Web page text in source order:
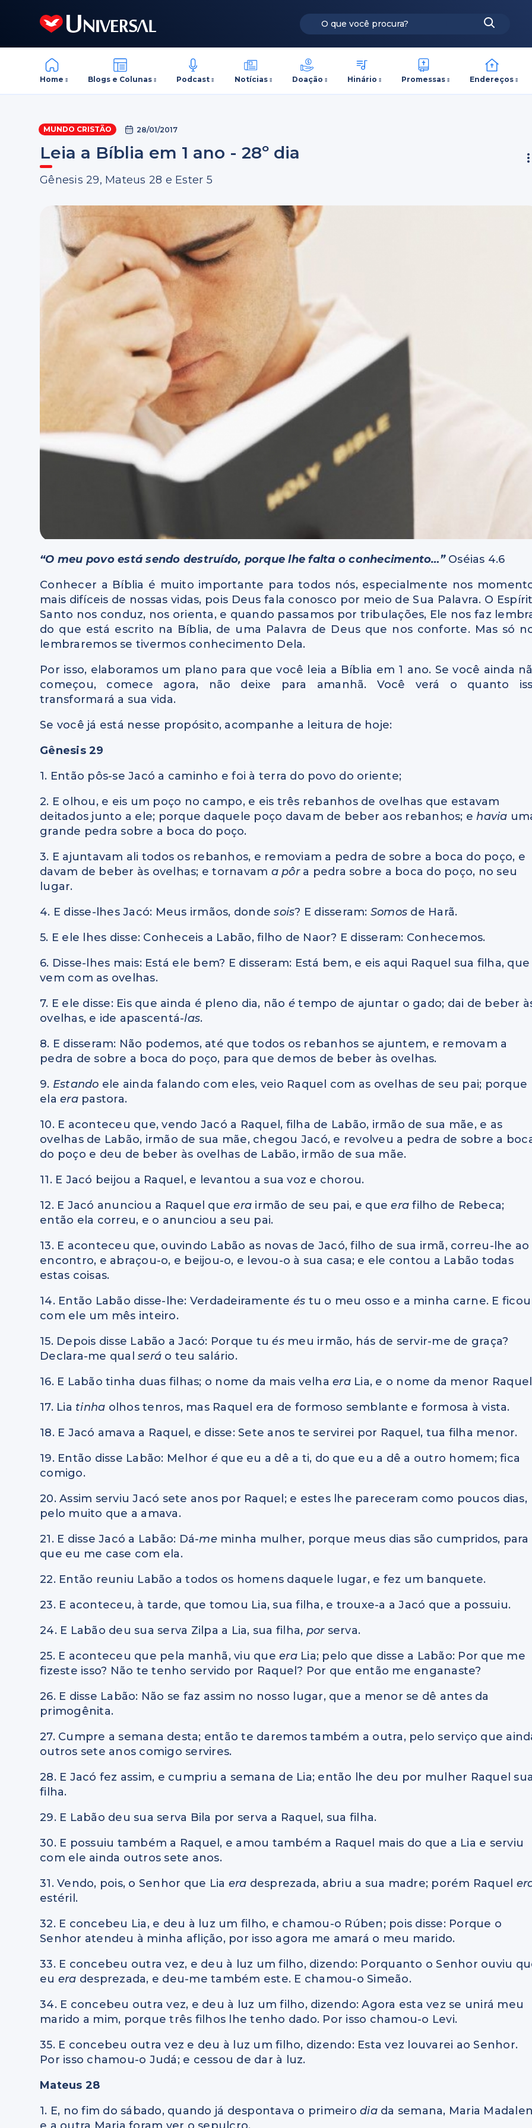
Home Blogs e Colunas Podcast Notícias Doação Hinário Promessas Endereços
MUNDO CRISTÃO 28/01/2017
Leia a Bíblia em 1 ano - 28º dia
Gênesis 29, Mateus 28 e Ester 5
“O meu povo está sendo destruído, porque lhe falta o conhecimento…”Oséias 4.6
Conhecer a Bíblia é muito importante para todos nós, especialmente nos
mais difíceis de nossas vidas, pois Deus fala conosco por meio de Sua Palavra. O
Santo nos conduz, nos orienta, e quando passamos por tribulações, Ele nos faz
do que está escrito na Bíblia, de uma Palavra de Deus que nos conforte. Mas só
lembraremos se tivermos conhecimento Dela.
Por isso, elaboramos um plano para que você leia a Bíblia em 1 ano. Se você ainda
começou, comece agora, não deixe para amanhã. Você verá o quanto
transformará a sua vida.
Se você já está nesse propósito, acompanhe a leitura de hoje:
Gênesis 29
1. Então pôs-se Jacó a caminho e foi à terra do povo do oriente;
2. E olhou, e eis um poço no campo, e eis três rebanhos de ovelhas que estavam
deitados junto a ele; porque daquele poço davam de beber aos rebanhos; ehavia
grande pedra sobre a boca do poço.
3. E ajuntavam ali todos os rebanhos, e removiam a pedra de sobre a boca do poço, e
davam de beber às ovelhas; e tornavam a pôr a pedra sobre a boca do poço, no seu
lugar.
4. E disse-lhes Jacó: Meus irmãos, dondesois? E disseram: Somos de Harã.
5. E ele lhes disse: Conheceis a Labão, filho de Naor? E disseram: Conhecemos.
6. Disse-lhes mais: Está ele bem? E disseram: Está bem, e eis aqui Raquel sua filha, que
vem com as ovelhas.
7. E ele disse: Eis que ainda é pleno dia, não étempo de ajuntar o gado; dai de beber
ovelhas, e ide apascentá-las.
8. E disseram: Não podemos, até que todos os rebanhos se ajuntem, e removam a
pedra de sobre a boca do poço, para que demos de beber às ovelhas.
9. Estando ele ainda falando com eles, veio Raquel com as ovelhas de seu pai; porque
elaera pastora.
10. E aconteceu que, vendo Jacó a Raquel, filha de Labão, irmão de sua mãe, e as
ovelhas de Labão, irmão de sua mãe, chegou Jacó, e revolveu a pedra de sobre a
do poço e deu de beber às ovelhas de Labão, irmão de sua mãe.
11. E Jacó beijou a Raquel, e levantou a sua voz e chorou.
12. E Jacó anunciou a Raquel queera irmão de seu pai, e queerafilho de Rebeca;
então ela correu, e o anunciou a seu pai.
13. E aconteceu que, ouvindo Labão as novas de Jacó, filho de sua irmã, correu-lhe ao
encontro, e abraçou-o, e beijou-o, e levou-o à sua casa; e ele contou a Labão todas
estas coisas.
14. Então Labão disse-lhe: Verdadeiramente és tu o meu osso e a minha carne. E ficou
com ele um mês inteiro.
15. Depois disse Labão a Jacó: Porque tués meu irmão, hás de servir-me de graça?
Declara-me qualserá o teu salário.
16. E Labão tinha duas filhas; o nome da mais velhaera Lia, e o nome da menor
17. Lia tinha olhos tenros, mas Raquel era de formoso semblante e formosa à vista.
18. E Jacó amava a Raquel, e disse: Sete anos te servirei por Raquel, tua filha menor.
19. Então disse Labão: Melhor é que eu a dê a ti, do que eu a dê a outro homem; fica
comigo.
20. Assim serviu Jacó sete anos por Raquel; e estes lhe pareceram como poucos dias,
pelo muito que a amava.
21. E disse Jacó a Labão: Dá-me minha mulher, porque meus dias são cumpridos, para
que eu me case com ela.
22. Então reuniu Labão a todos os homens daquele lugar, e fez um banquete.
23. E aconteceu, à tarde, que tomou Lia, sua filha, e trouxe-a a Jacó que a possuiu.
24. E Labão deu sua serva Zilpa a Lia, sua filha, por serva.
25. E aconteceu que pela manhã, viu queera Lia; pelo que disse a Labão: Por que me
fizeste isso? Não te tenho servido por Raquel? Por que então me enganaste?
26. E disse Labão: Não se faz assim no nosso lugar, que a menor se dê antes da
primogênita.
27. Cumpre a semana desta; então te daremos também a outra, pelo serviço que
outros sete anos comigo servires.
28. E Jacó fez assim, e cumpriu a semana de Lia; então lhe deu por mulher Raquel
filha.
29. E Labão deu sua serva Bila por serva a Raquel, sua filha.
30. E possuiu também a Raquel, e amou também a Raquel mais do que a Lia e serviu
com ele ainda outros sete anos.
31. Vendo, pois, o Senhor que Lia era desprezada, abriu a sua madre; porém Raquel
estéril.
32. E concebeu Lia, e deu à luz um filho, e chamou-o Rúben; pois disse: Porque o
Senhor atendeu à minha aflição, por isso agora me amará o meu marido.
33. E concebeu outra vez, e deu à luz um filho, dizendo: Porquanto o Senhor ouviu
eu era desprezada, e deu-me também este. E chamou-o Simeão.
34. E concebeu outra vez, e deu à luz um filho, dizendo: Agora esta vez se unirá meu
marido a mim, porque três filhos lhe tenho dado. Por isso chamou-o Levi.
35. E concebeu outra vez e deu à luz um filho, dizendo: Esta vez louvarei ao Senhor.
Por isso chamou-o Judá; e cessou de dar à luz.
Mateus 28
1. E, no fim do sábado, quando já despontava o primeirodia da semana, Maria